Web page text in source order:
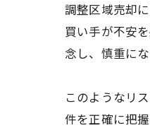
調整区域売却
買い手が不安
念し、慎重にな
このようなリ
件を正確に把